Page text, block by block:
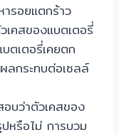
ารอยแตกร้าว
คสของแบตเตอรี่
ตเตอรี่เคยตก
ลกระทบต่อเซลล์
บว่าตัวเคสของ
หรือไม่ การบวม